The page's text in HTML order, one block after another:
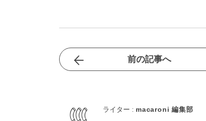
前の記事へ
ライター : macaroni 編集部